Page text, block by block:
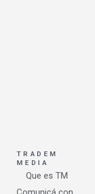
TRADEM
MEDIA
Que es TM